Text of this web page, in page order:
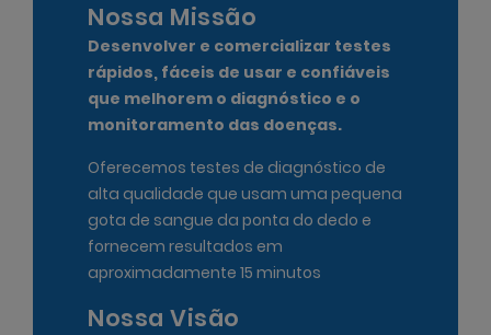
Nossa Missão
Desenvolver e comercializar testes
rápidos, fáceis de usar e confiáveis ​​
que melhorem o diagnóstico e o
monitoramento das doenças.
Oferecemos testes de diagnóstico de
alta qualidade que usam uma pequena
gota de sangue da ponta do dedo e
fornecem resultados em
aproximadamente 15 minutos
Nossa Visão